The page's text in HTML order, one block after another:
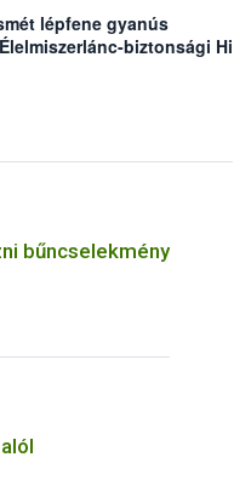
lépfene gyanús
biztonsági
Békés megyei, legelőn
Bár az elmúlt években
köszönhetően
védelme érdekében
bűncselekmény